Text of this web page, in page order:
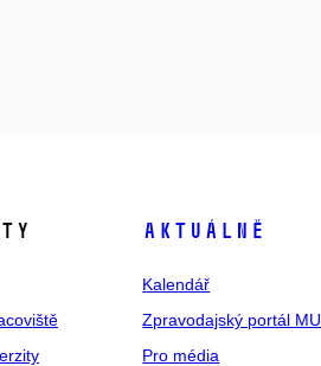
Aktuálně
Kalendář
Zpravodajský portál MU
Pro média